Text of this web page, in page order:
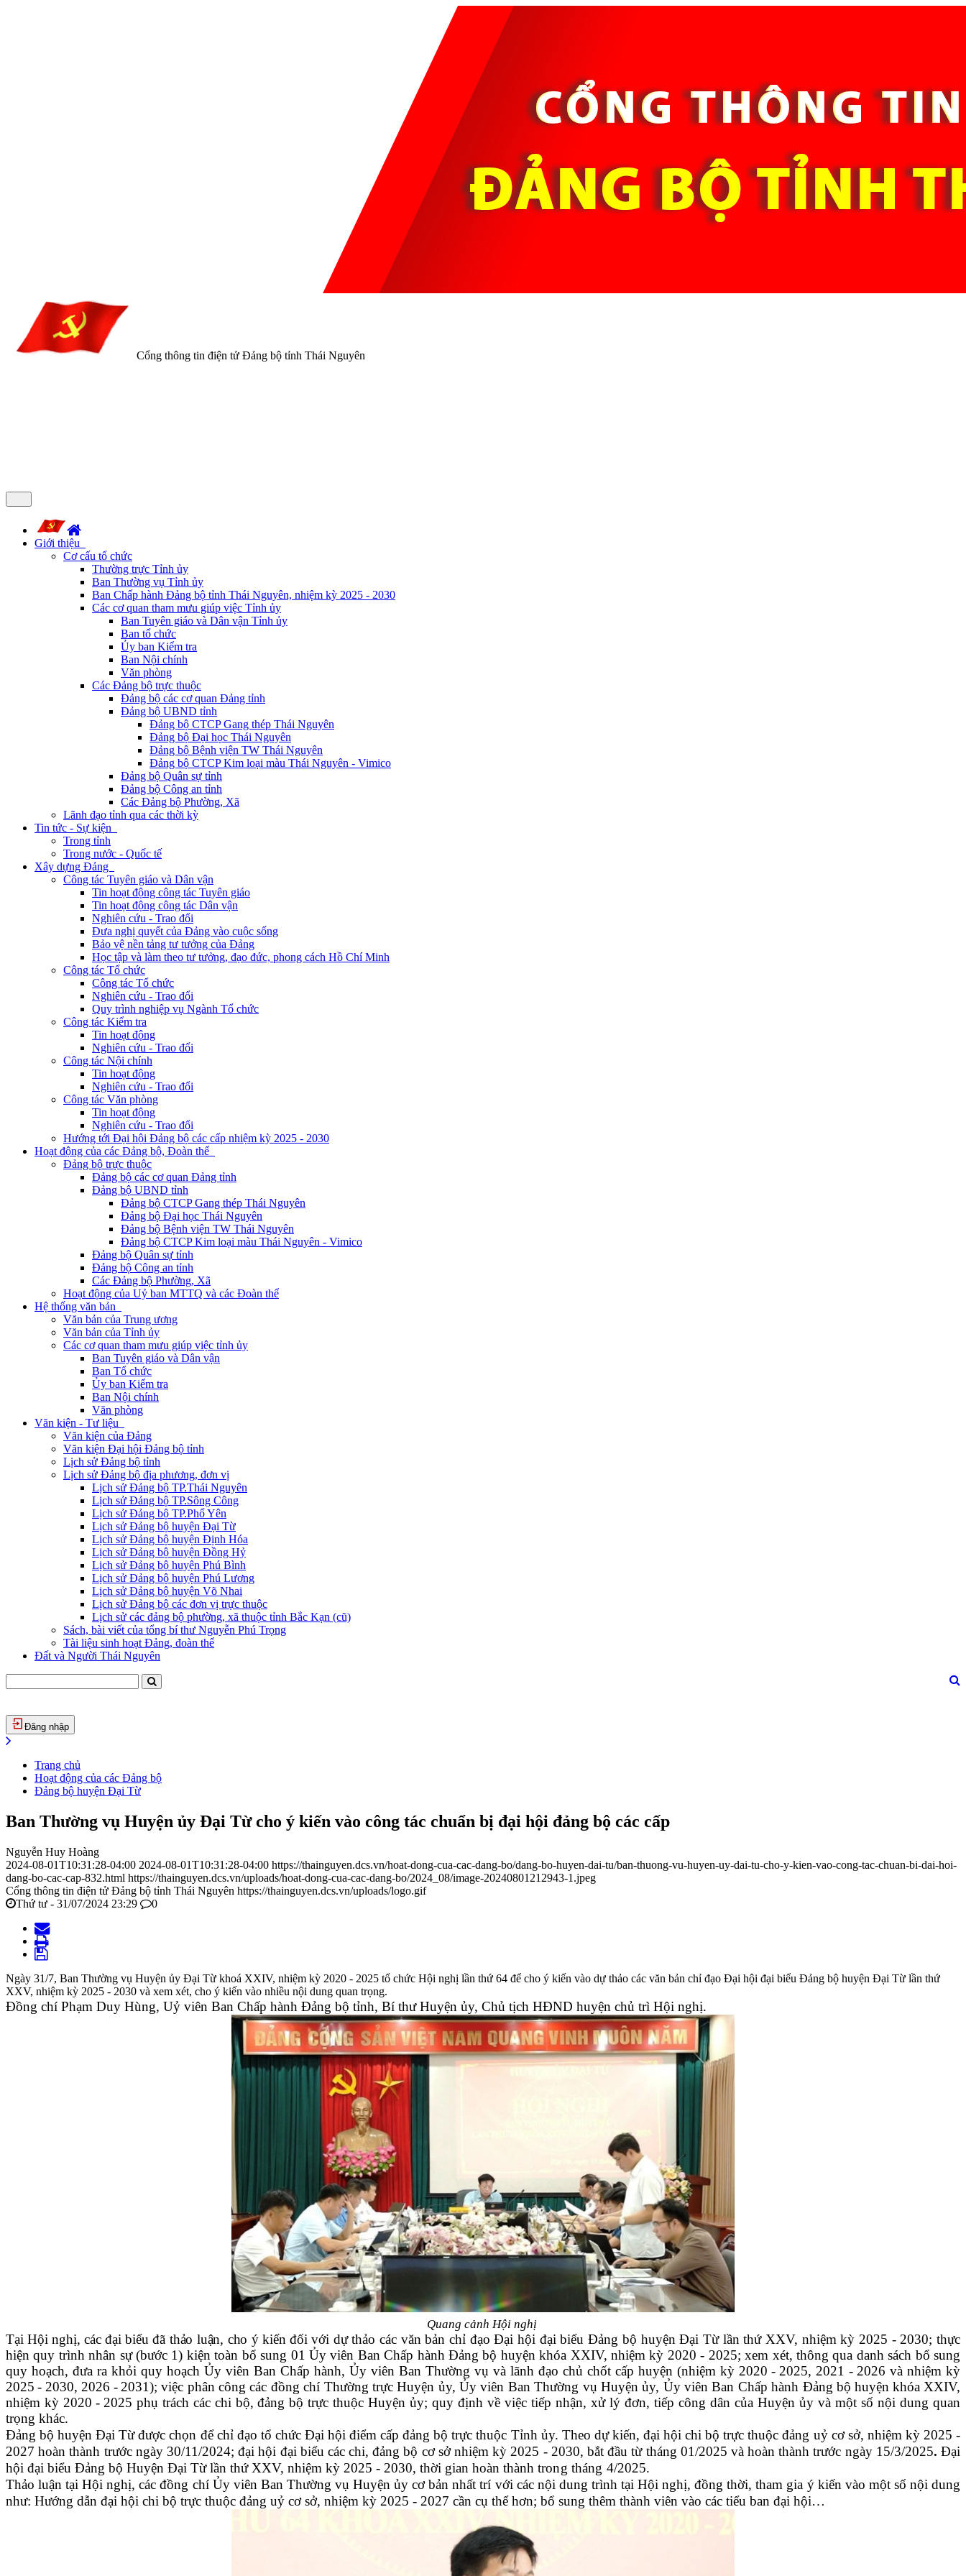
Cổng thông tin điện tử Đảng bộ tỉnh Thái Nguyên
Giới thiệu
Cơ cấu tổ chức
Thường trực Tỉnh ủy
Ban Thường vụ Tỉnh ủy
Ban Chấp hành Đảng bộ tỉnh Thái Nguyên, nhiệm kỳ 2025 - 2030
Các cơ quan tham mưu giúp việc Tỉnh ủy
Ban Tuyên giáo và Dân vận Tỉnh ủy
Ban tổ chức
Ủy ban Kiểm tra
Ban Nội chính
Văn phòng
Các Đảng bộ trực thuộc
Đảng bộ các cơ quan Đảng tỉnh
Đảng bộ UBND tỉnh
Đảng bộ CTCP Gang thép Thái Nguyên
Đảng bộ Đại học Thái Nguyên
Đảng bộ Bệnh viện TW Thái Nguyên
Đảng bộ CTCP Kim loại màu Thái Nguyên - Vimico
Đảng bộ Quân sự tỉnh
Đảng bộ Công an tỉnh
Các Đảng bộ Phường, Xã
Lãnh đạo tỉnh qua các thời kỳ
Tin tức - Sự kiện
Trong tỉnh
Trong nước - Quốc tế
Xây dựng Đảng
Công tác Tuyên giáo và Dân vận
Tin hoạt động công tác Tuyên giáo
Tin hoạt động công tác Dân vận
Nghiên cứu - Trao đổi
Đưa nghị quyết của Đảng vào cuộc sống
Bảo vệ nền tảng tư tưởng của Đảng
Học tập và làm theo tư tưởng, đạo đức, phong cách Hồ Chí Minh
Công tác Tổ chức
Công tác Tổ chức
Nghiên cứu - Trao đổi
Quy trình nghiệp vụ Ngành Tổ chức
Công tác Kiểm tra
Tin hoạt động
Nghiên cứu - Trao đổi
Công tác Nội chính
Tin hoạt động
Nghiên cứu - Trao đổi
Công tác Văn phòng
Tin hoạt động
Nghiên cứu - Trao đổi
Hướng tới Đại hội Đảng bộ các cấp nhiệm kỳ 2025 - 2030
Hoạt động của các Đảng bộ, Đoàn thể
Đảng bộ trực thuộc
Đảng bộ các cơ quan Đảng tỉnh
Đảng bộ UBND tỉnh
Đảng bộ CTCP Gang thép Thái Nguyên
Đảng bộ Đại học Thái Nguyên
Đảng bộ Bệnh viện TW Thái Nguyên
Đảng bộ CTCP Kim loại màu Thái Nguyên - Vimico
Đảng bộ Quân sự tỉnh
Đảng bộ Công an tỉnh
Các Đảng bộ Phường, Xã
Hoạt động của Uỷ ban MTTQ và các Đoàn thể
Hệ thống văn bản
Văn bản của Trung ương
Văn bản của Tỉnh ủy
Các cơ quan tham mưu giúp việc tỉnh ủy
Ban Tuyên giáo và Dân vận
Ban Tổ chức
Ủy ban Kiểm tra
Ban Nội chính
Văn phòng
Văn kiện - Tư liệu
Văn kiện của Đảng
Văn kiện Đại hội Đảng bộ tỉnh
Lịch sử Đảng bộ tỉnh
Lịch sử Đảng bộ địa phương, đơn vị
Lịch sử Đảng bộ TP.Thái Nguyên
Lịch sử Đảng bộ TP.Sông Công
Lịch sử Đảng bộ TP.Phổ Yên
Lịch sử Đảng bộ huyện Đại Từ
Lịch sử Đảng bộ huyện Định Hóa
Lịch sử Đảng bộ huyện Đồng Hỷ
Lịch sử Đảng bộ huyện Phú Bình
Lịch sử Đảng bộ huyện Phú Lương
Lịch sử Đảng bộ huyện Võ Nhai
Lịch sử Đảng bộ các đơn vị trực thuộc
Lịch sử các đảng bộ phường, xã thuộc tỉnh Bắc Kạn (cũ)
Sách, bài viết của tổng bí thư Nguyễn Phú Trọng
Tài liệu sinh hoạt Đảng, đoàn thể
Đất và Người Thái Nguyên
Đăng nhập
Trang chủ
Hoạt động của các Đảng bộ
Đảng bộ huyện Đại Từ
Ban Thường vụ Huyện ủy Đại Từ cho ý kiến vào công tác chuẩn bị đại hội đảng bộ các cấp
Nguyễn Huy Hoàng
2024-08-01T10:31:28-04:00 2024-08-01T10:31:28-04:00 https://thainguyen.dcs.vn/hoat-dong-cua-cac-dang-bo/dang-bo-huyen-dai-tu/ban-thuong-vu-huyen-uy-dai-tu-cho-y-kien-vao-cong-tac-chuan-bi-dai-hoi-
dang-bo-cac-cap-832.html https://thainguyen.dcs.vn/uploads/hoat-dong-cua-cac-dang-bo/2024_08/image-20240801212943-1.jpeg
Cổng thông tin điện tử Đảng bộ tỉnh Thái Nguyên https://thainguyen.dcs.vn/uploads/logo.gif
Thứ tư - 31/07/2024 23:29
0
Ngày 31/7, Ban Thường vụ Huyện ủy Đại Từ khoá XXIV, nhiệm kỳ 2020 - 2025 tổ chức Hội nghị lần thứ 64 để cho ý kiến vào dự thảo các văn bản chỉ đạo Đại hội đại biểu Đảng bộ huyện Đại Từ lần thứ
XXV, nhiệm kỳ 2025 - 2030 và xem xét, cho ý kiến vào nhiều nội dung quan trọng.
Đồng chí Phạm Duy Hùng, Uỷ viên Ban Chấp hành Đảng bộ tỉnh, Bí thư Huyện ủy, Chủ tịch HĐND huyện chủ trì Hội nghị.
Quang cảnh Hội nghị
Tại Hội nghị,các đại biểu đã thảo luận, cho ý kiến đối với dự thảo các văn bản chỉ đạo Đại hội đại biểu Đảng bộ huyện Đại Từ lần thứ XXV, nhiệm kỳ 2025 - 2030; thực
hiện quy trình nhân sự (bước 1) kiện toàn bổ sung 01 Ủy viên Ban Chấp hành Đảng bộ huyện khóa XXIV, nhiệm kỳ 2020 - 2025;xem xét, thông qua danh sách bổ sung
quy hoạch, đưa ra khỏi quy hoạch Ủy viên Ban Chấp hành, Ủy viên Ban Thường vụ và lãnh đạo chủ chốt cấp huyện (nhiệm kỳ 2020 - 2025, 2021 - 2026 và nhiệm kỳ
2025 - 2030, 2026 - 2031); việc phân công các đồng chí Thường trực Huyện ủy, Ủy viên Ban Thường vụ Huyện ủy, Ủy viên Ban Chấp hành Đảng bộ huyện khóa XXIV,
nhiệm kỳ 2020 - 2025 phụ trách các chi bộ, đảng bộ trực thuộc Huyện ủy; quy định về việc tiếp nhận, xử lý đơn, tiếp công dân của Huyện ủy và một số nội dung quan
trọng khác.
Đảng bộ huyện Đại Từ được chọn để chỉ đạo tổ chức Đại hội điểm cấp đảng bộ trực thuộc Tỉnh ủy. Theo dự kiến, đại hội chi bộ trực thuộc đảng uỷ cơ sở, nhiệm kỳ 2025 -
2027 hoàn thành trước ngày 30/11/2024; đại hội đại biểu các chi, đảng bộ cơ sởnhiệm kỳ 2025 - 2030, bắt đầu từ tháng 01/2025 và hoàn thành trước ngày 15/3/2025. Đại
hội đại biểu Đảng bộ Huyện Đại Từ lần thứ XXV, nhiệm kỳ 2025 - 2030, thời gian hoàn thành trong tháng 4/2025.
Thảo luận tại Hội nghị, các đồng chí Ủy viên Ban Thường vụ Huyện ủy cơ bản nhất trí với các nội dung trình tại Hội nghị, đồng thời, tham gia ý kiến vào một số nội dung
như: Hướng dẫn đại hội chi bộ trực thuộc đảng uỷ cơ sở, nhiệm kỳ 2025 - 2027 cần cụ thể hơn; bổ sung thêm thành viên vào các tiểu ban đại hội…